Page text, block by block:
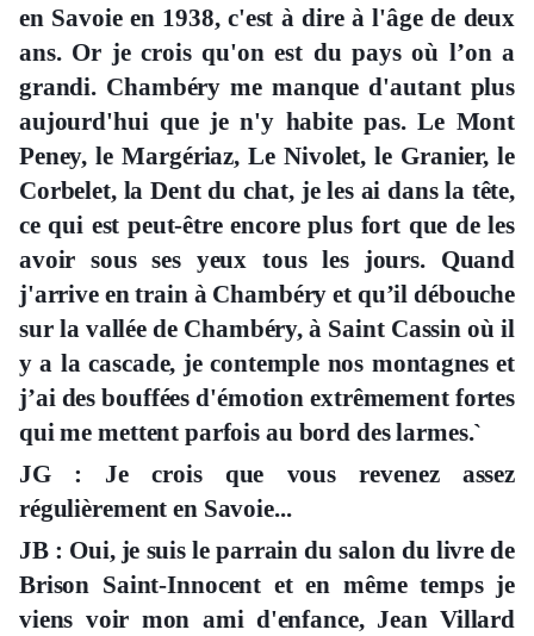
en Savoie en 1938, c'est à dire à l'âge de deux
ans. Or je crois qu'on est du pays où l’on a
grandi. Chambéry me manque d'autant plus
aujourd'hui que je n'y habite pas. Le Mont
Peney, le Margériaz, Le Nivolet, le Granier, le
Corbelet, la Dent du chat, je les ai dans la tête,
ce qui est peut-être encore plus fort que de les
avoir sous ses yeux tous les jours. Quand
j'arrive en train à Chambéry et qu’il débouche
sur la vallée de Chambéry, à Saint Cassin où il
y a la cascade, je contemple nos montagnes et
j’ai des bouffées d'émotion extrêmement fortes
qui me mettent parfois au bord des larmes.`
JG : Je crois que vous revenez assez
régulièrement en Savoie...
JB : Oui, je suis le parrain du salon du livre de
Brison Saint-Innocent et en même temps je
viens voir mon ami d'enfance, Jean Villard